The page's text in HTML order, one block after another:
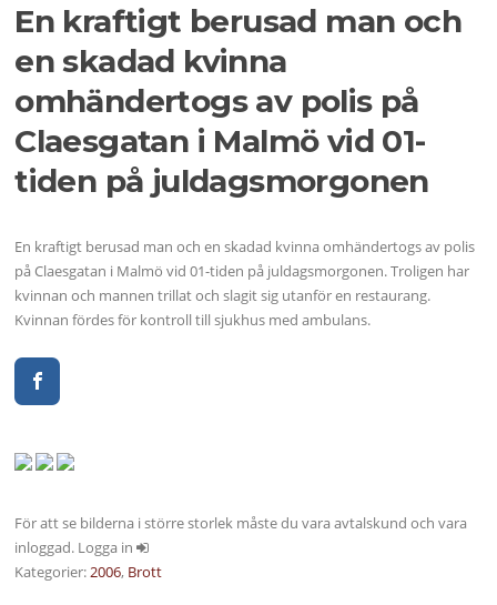
En kraftigt berusad man och
en skadad kvinna
omhändertogs av polis på
Claesgatan i Malmö vid 01-
tiden på juldagsmorgonen
En kraftigt berusad man och en skadad kvinna omhändertogs av polis
på Claesgatan i Malmö vid 01-tiden på juldagsmorgonen. Troligen har
kvinnan och mannen trillat och slagit sig utanför en restaurang.
Kvinnan fördes för kontroll till sjukhus med ambulans.
För att se bilderna i större storlek måste du vara avtalskund och vara
inloggad. Logga in
Kategorier:2006, Brott